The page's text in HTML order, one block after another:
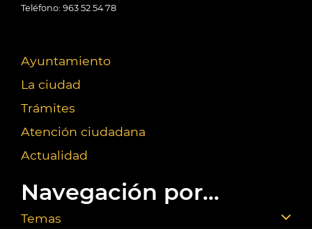
Teléfono: 963 52 54 78
Ayuntamiento
La ciudad
Trámites
Atención ciudadana
Actualidad
Navegación por...
Temas